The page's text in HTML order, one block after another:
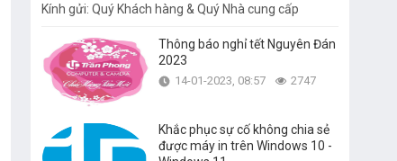
Kính gửi: Quý Khách hàng & Quý Nhà cung cấp
Thông báo nghỉ tết Nguyên Đán
2023
14-01-2023, 08:57 2747
Khắc phục sự cố không chia sẻ
được máy in trên Windows 10 -